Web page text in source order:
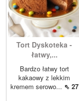
Tort Dyskoteka -
łatwy,...
Bardzo łatwy tort
kakaowy z lekkim
kremem serowo... ⇖ 27